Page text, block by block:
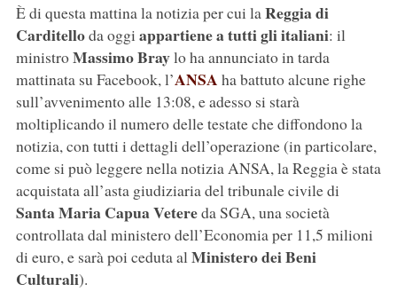
È di questa mattina la notizia per cui laReggia di
Carditelloda oggi appartiene a tutti gli italiani: il
ministroMassimo Braylo ha annunciato in tarda
mattinata su Facebook, l’ANSA ha battuto alcune righe
sull’avvenimento alle 13:08, e adesso si starà
moltiplicando il numero delle testate che diffondono la
notizia, con tutti i dettagli dell’operazione (in particolare,
come si può leggere nella notizia ANSA, la Reggia è stata
acquistata all’asta giudiziaria del tribunale civile di
Santa Maria Capua Vetereda SGA, una società
controllata dal ministero dell’Economia per 11,5 milioni
di euro, e sarà poi ceduta alMinistero dei Beni
Culturali).